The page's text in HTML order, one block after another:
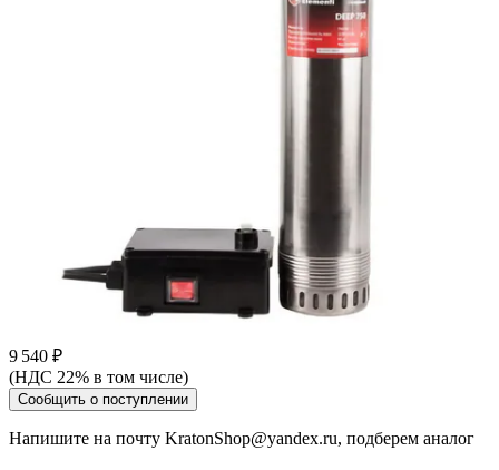
9 540 ₽
(НДС 22% в том числе)
Сообщить о поступлении
Напишите на почту KratonShop@yandex.ru, подберем аналог